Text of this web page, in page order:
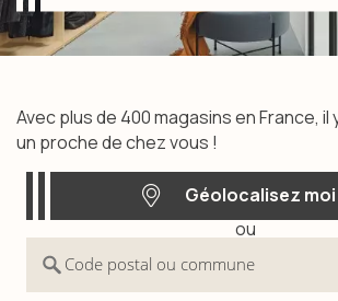
Trouvez votre magasin
Avec plus de 400 magasins en France,
un proche de chez vous !
Géolocalisez moi
Géolocalisez moi
ou
Code postal ou commune